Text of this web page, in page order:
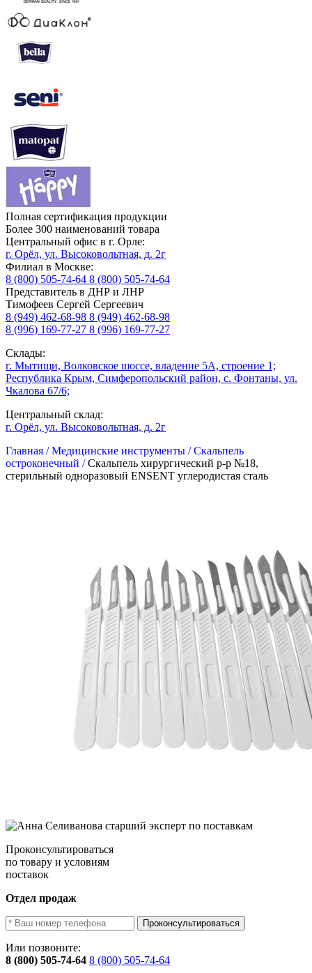
Полная сертификация продукции
Более 300 наименований товара
Центральный офис в г. Орле:
г. Орёл, ул. Высоковольтная, д. 2г
Филиал в Москве:
8 (800) 505-74-64 8 (800) 505-74-64
Представитель в ДНР и ЛНР
Тимофеев Сергей Сергеевич
8 (949) 462-68-98 8 (949) 462-68-98
8 (996) 169-77-27 8 (996) 169-77-27
Склады:
г. Мытищи, Волковское шоссе, владение 5А, строение 1;
Республика Крым, Симферопольский район, с. Фонтаны, ул.
Чкалова 67/6;
Центральный склад:
г. Орёл, ул. Высоковольтная, д. 2г
Главная /Медицинские инструменты /Скальпель
остроконечный /Скальпель хирургический р-р №18,
стерильный одноразовый ENSENT углеродистая сталь
Проконсультироваться
по товару и условиям
поставок
Отдел продаж
Проконсультироваться
Или позвоните:
8 (800) 505-74-64 8 (800) 505-74-64